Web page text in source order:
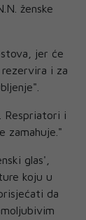
ženske
jer će
i za
Respriatori i
zamahuje."
glas',
koju u
da